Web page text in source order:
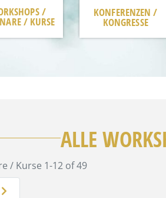
/
/ KURSE
KONFERENZEN /
KONGRESSE
ALLE
/ Kurse 1-12 of 49
Ältere Beiträge